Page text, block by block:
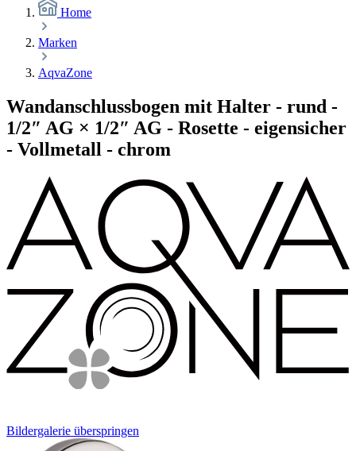
Home
Marken
AqvaZone
Wandanschlussbogen mit Halter - rund -
1/2″ AG × 1/2″ AG - Rosette - eigensicher
- Vollmetall - chrom
Bildergalerie überspringen